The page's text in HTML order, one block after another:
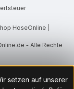
HoseOnline |
- Alle Rechte
setzen auf unserer